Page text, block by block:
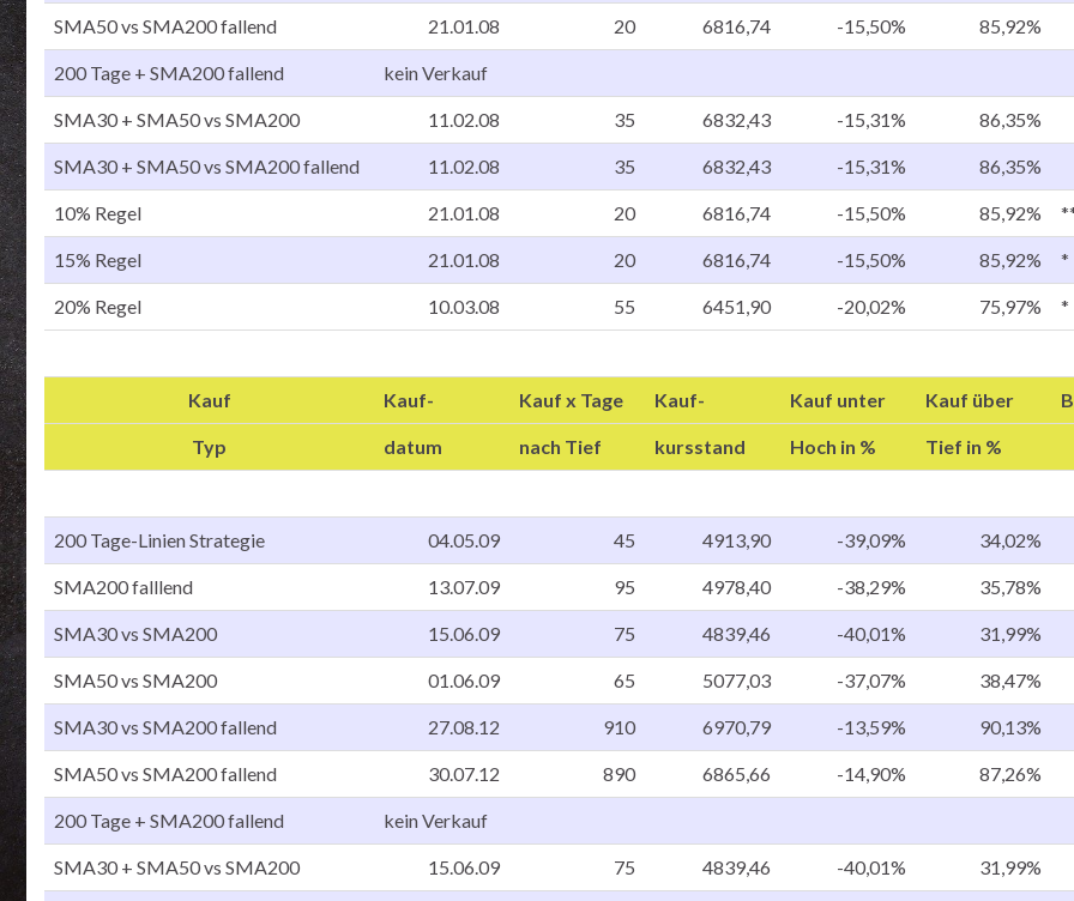
SMA50 vs SMA200 fallend 21.01.08 20 6816,74 -15,50% 85,92%
200 Tage + SMA200 fallend kein Verkauf
SMA30 + SMA50 vs SMA200 11.02.08 35 6832,43 -15,31% 86,35%
SMA30 + SMA50 vs SMA200 fallend 11.02.08 35 6832,43 -15,31% 86,35%
10% Regel 21.01.08 20 6816,74 -15,50% 85,92%
15% Regel 21.01.08 20 6816,74 -15,50% 85,92% *
20% Regel 10.03.08 55 6451,90 -20,02% 75,97% *
Kauf Kauf- Kauf x Tage Kauf- Kauf unter Kauf über
Typ datum nach Tief kursstand Hoch in % Tief in %
200 Tage-Linien Strategie 04.05.09 45 4913,90 -39,09% 34,02%
SMA200 falllend 13.07.09 95 4978,40 -38,29% 35,78%
SMA30 vs SMA200 15.06.09 75 4839,46 -40,01% 31,99%
SMA50 vs SMA200 01.06.09 65 5077,03 -37,07% 38,47%
SMA30 vs SMA200 fallend 27.08.12 910 6970,79 -13,59% 90,13%
SMA50 vs SMA200 fallend 30.07.12 890 6865,66 -14,90% 87,26%
200 Tage + SMA200 fallend kein Verkauf
SMA30 + SMA50 vs SMA200 15.06.09 75 4839,46 -40,01% 31,99%